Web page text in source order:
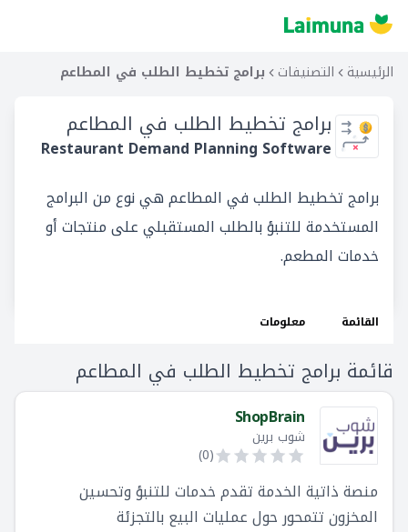
الرئيسية التصنيفات برامج تخطيط الطلب في المطاعم
برامج تخطيط الطلب في المطاعم
Restaurant Demand Planning Software
برامج تخطيط الطلب في المطاعم هي نوع من البرامج
المستخدمة للتنبؤ بالطلب المستقبلي على منتجات أو
خدمات المطعم.
القائمة معلومات
قائمة برامج تخطيط الطلب في المطاعم
ShopBrain
شوب برين
(
0
)
منصة ذاتية الخدمة تقدم خدمات للتنبؤ وتحسين
المخزون تتمحور حول عمليات البيع بالتجزئة